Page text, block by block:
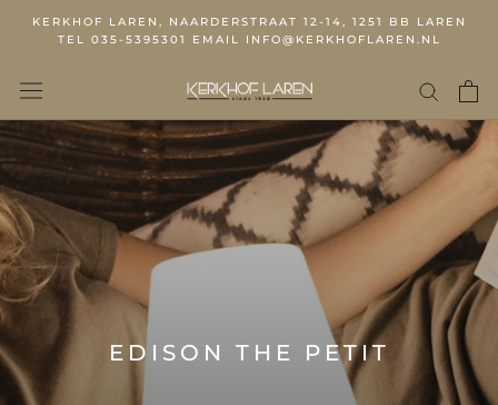
KERKHOF LAREN, NAARDERSTRAAT 12-14, 1251 BB LAREN
TEL 035-5395301 EMAIL INFO@KERKHOFLAREN.NL
EDISON THE PETIT